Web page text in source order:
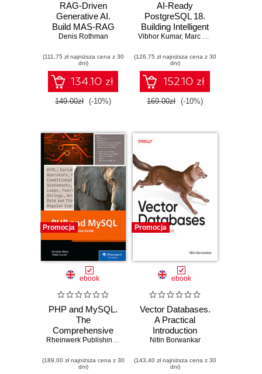
RAG-Driven
Generative AI.
Build MAS-RAG
with DualRAG,
multimodal video
pipelines, and
Oracle Database
23ai - Second
Edition
Denis Rothman
(111,75 zł najniższa cena z 30
dni)
134.10 zł
149.00zł (-10%)
AI-Ready
PostgreSQL 18.
Building Intelligent
Data Systems with
Analytics, and
Vectors
Vibhor Kumar, Marc Linster
(126,75 zł najniższa cena z 30
dni)
152.10 zł
169.00zł (-10%)
Promocja
ebook
PHP and MySQL.
The
Comprehensive
Guide
Rheinwerk Publishing, Christian Wenz,Tobias Hauser
(189,00 zł najniższa cena z 30
dni)
Promocja
ebook
Vector Databases.
A Practical
Introduction
Nitin Borwankar
(143,40 zł najniższa cena z 30
dni)